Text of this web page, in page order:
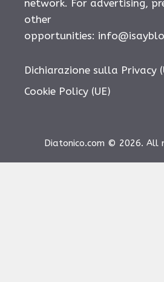
network. For advertising,
other
opportunities:
Dichiarazione sulla Privacy
Cookie Policy (UE)
Diatonico.com © 2026. All